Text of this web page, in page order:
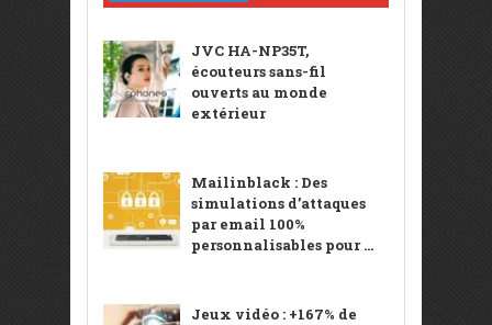
JVC HA-NP35T,
écouteurs sans-fil
ouverts au monde
extérieur
Mailinblack : Des
simulations d’attaques
par email 100%
personnalisables pour ...
Jeux vidéo : +167% de